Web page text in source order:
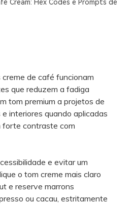
Cream: Hex Codes e Prompts de
de café funcionam
que reduzem a fadiga
tom premium a projetos de
interiores quando aplicadas
forte contraste com
e evitar um
o tom creme mais claro
e reserve marrons
ou cacau, estritamente